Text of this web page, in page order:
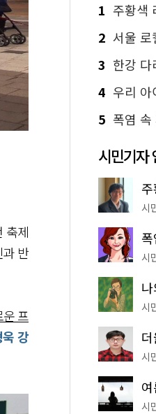
축제
반
운 프
강
1 주황색 리본
2 서울 로컬
3 한강 다리
4 우리 아이
5 폭염 속 피
시민기자
시
시
시
시
시